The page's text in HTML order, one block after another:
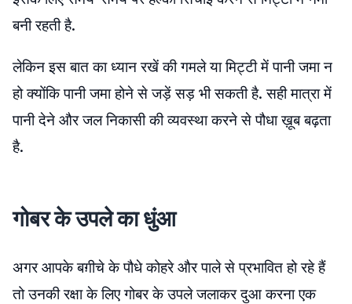
बनी रहती है.
लेकिन इस बात का ध्यान रखें की गमले या मिट्टी में पानी जमा न
हो क्योंकि पानी जमा होने से जड़ें सड़ भी सकती है. सही मात्रा में
पानी देने और जल निकासी की व्यवस्था करने से पौधा ख़ूब बढ़ता
है.
गोबर के उपले का धुंआ
अगर आपके बग़ीचे के पौधे कोहरे और पाले से प्रभावित हो रहे हैं
तो उनकी रक्षा के लिए गोबर के उपले जलाकर दुआ करना एक